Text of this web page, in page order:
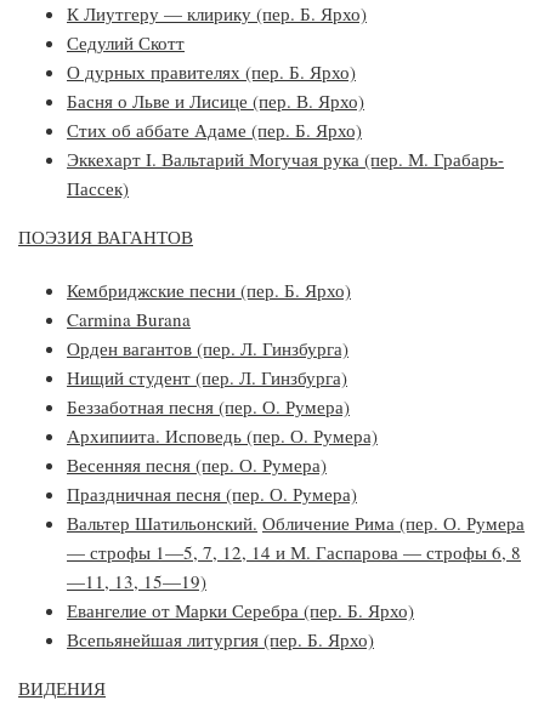
К Лиутгеру — клирику (пер. Б. Ярхо)
Седулий Скотт
О дурных правителях (пер. Б. Ярхо)
Басня о Льве и Лисице (пер. В. Ярхо)
Стих об аббате Адаме (пер. Б. Ярхо)
Эккехарт I. Вальтарий Могучая рука (пер. М. Грабарь-
Пассек)
ПОЭЗИЯ ВАГАНТОВ
Кембриджские песни (пер. Б. Ярхо)
Carmina Burana
Орден вагантов (пер. Л. Гинзбурга)
Нищий студент (пер. Л. Гинзбурга)
Беззаботная песня (пер. О. Румера)
Архипиита. Исповедь (пер. О. Румера)
Весенняя песня (пер. О. Румера)
Праздничная песня (пер. О. Румера)
Вальтер Шатильонский. Обличение Рима (пер. О. Румера
— строфы 1—5, 7, 12, 14 и М. Гаспарова — строфы 6, 8
—11, 13, 15—19)
Евангелие от Марки Серебра (пер. Б. Ярхо)
Всепьянейшая литургия (пер. Б. Ярхо)
ВИДЕНИЯ